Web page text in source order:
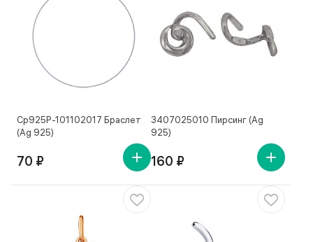
Ср925Р-101102017 Браслет
(Ag 925)
70 ₽
3407025010 Пирсинг (Ag
925)
160 ₽